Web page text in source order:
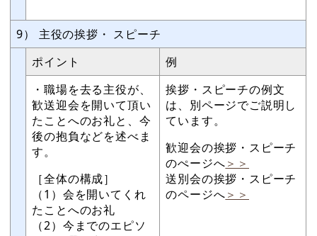
9） 主役の挨拶・ スピーチ
ポイント
例
・職場を去る主役が、
歓送迎会を開いて頂い
たことへのお礼と、今
後の抱負などを述べま
す。
［全体の構成］
（1）会を開いてくれ
たことへのお礼
（2）今までのエピソ
挨拶・スピーチの例文
は、別ページでご説明し
ています。
歓迎会の挨拶・スピーチ
のぺージへ＞＞
送別会の挨拶・スピーチ
のページへ＞＞